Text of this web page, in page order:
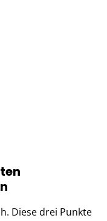
Diese drei Punkte